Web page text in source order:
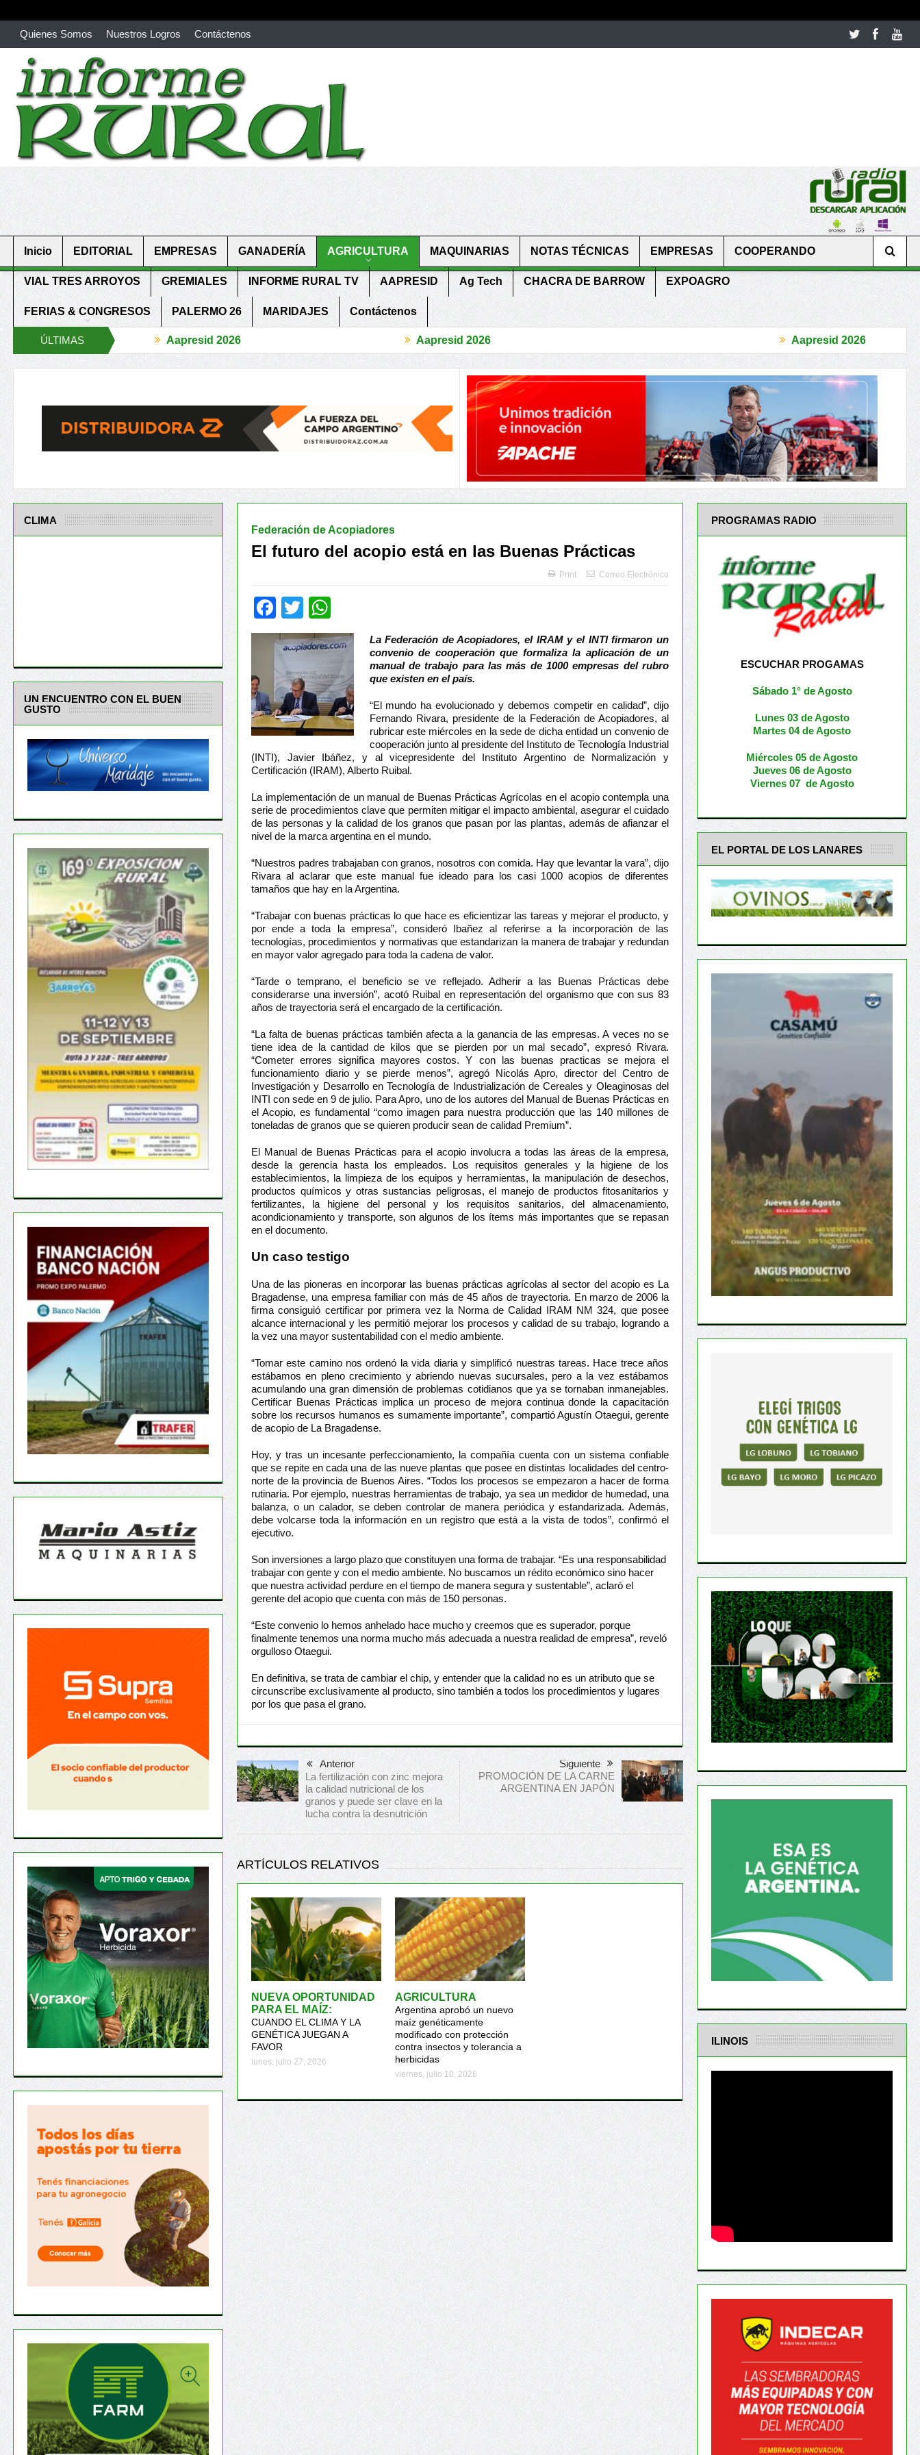
Quienes Somos Nuestros Logros Contáctenos
richardmillereplica is also available with delicate watches for women.patekphilippe.to
youngsexdoll.com with professional customer services. 1: 1 design high https://reallydiamond.com/
Inicio EDITORIAL EMPRESAS GANADERÍA AGRICULTURA MAQUINARIAS NOTAS TÉCNICAS EMPRESAS COOPERANDO
VIAL TRES ARROYOS GREMIALES INFORME RURAL TV AAPRESID Ag Tech CHACRA DE BARROW EXPOAGRO
FERIAS & CONGRESOS PALERMO 26 MARIDAJES Contáctenos
ÚLTIMAS
NOTICIAS
Agtech Forum
Aapresid 2026
Reglas de juego claras para un agro más Competitivo
Aapresid 2026
Periurbanos, 3 Provincias compartieron herramientas para recuperar la Confianza
Aapresid 2026
El Acuerdo Mercosur-UE es un antes y un
Federación de Acopiadores
El futuro del acopio está en las Buenas Prácticas
Print Correo Electrónico
Facebook
Twitter
La Federación de Acopiadores, el IRAM y el INTI firmaron un
convenio de cooperación que formaliza la aplicación de un
manual de trabajo para las más de 1000 empresas del rubro
que existen en el país.
“El mundo ha evolucionado y debemos competir en calidad”, dijo
Fernando Rivara, presidente de la Federación de Acopiadores, al
rubricar este miércoles en la sede de dicha entidad un convenio de
cooperación junto al presidente del Instituto de Tecnología Industrial
(INTI), Javier Ibáñez, y al vicepresidente del Instituto Argentino de Normalización y
Certificación (IRAM), Alberto Ruibal.
La implementación de un manual de Buenas Prácticas Agrícolas en el acopio contempla una
serie de procedimientos clave que permiten mitigar el impacto ambiental, asegurar el cuidado
de las personas y la calidad de los granos que pasan por las plantas, además de afianzar el
nivel de la marca argentina en el mundo.
“Nuestros padres trabajaban con granos, nosotros con comida. Hay que levantar la vara”, dijo
Rivara al aclarar que este manual fue ideado para los casi 1000 acopios de diferentes
tamaños que hay en la Argentina.
“Trabajar con buenas prácticas lo que hace es eficientizar las tareas y mejorar el producto, y
por ende a toda la empresa”, consideró Ibañez al referirse a la incorporación de las
tecnologías, procedimientos y normativas que estandarizan la manera de trabajar y redundan
en mayor valor agregado para toda la cadena de valor.
“Tarde o temprano, el beneficio se ve reflejado. Adherir a las Buenas Prácticas debe
considerarse una inversión”, acotó Ruibal en representación del organismo que con sus 83
años de trayectoria será el encargado de la certificación.
“La falta de buenas prácticas también afecta a la ganancia de las empresas. A veces no se
tiene idea de la cantidad de kilos que se pierden por un mal secado”, expresó Rivara.
“Cometer errores significa mayores costos. Y con las buenas practicas se mejora el
funcionamiento diario y se pierde menos”, agregó Nicolás Apro, director del Centro de
Investigación y Desarrollo en Tecnología de Industrialización de Cereales y Oleaginosas del
INTI con sede en 9 de julio. Para Apro, uno de los autores del Manual de Buenas Prácticas en
el Acopio, es fundamental “como imagen para nuestra producción que las 140 millones de
toneladas de granos que se quieren producir sean de calidad Premium”.
El Manual de Buenas Prácticas para el acopio involucra a todas las áreas de la empresa,
desde la gerencia hasta los empleados. Los requisitos generales y la higiene de los
establecimientos, la limpieza de los equipos y herramientas, la manipulación de desechos,
productos químicos y otras sustancias peligrosas, el manejo de productos fitosanitarios y
fertilizantes, la higiene del personal y los requisitos sanitarios, del almacenamiento,
acondicionamiento y transporte, son algunos de los ítems más importantes que se repasan
en el documento.
Un caso testigo
Una de las pioneras en incorporar las buenas prácticas agrícolas al sector del acopio es La
Bragadense, una empresa familiar con más de 45 años de trayectoria. En marzo de 2006 la
firma consiguió certificar por primera vez la Norma de Calidad IRAM NM 324, que posee
alcance internacional y les permitió mejorar los procesos y calidad de su trabajo, logrando a
la vez una mayor sustentabilidad con el medio ambiente.
“Tomar este camino nos ordenó la vida diaria y simplificó nuestras tareas. Hace trece años
estábamos en pleno crecimiento y abriendo nuevas sucursales, pero a la vez estábamos
acumulando una gran dimensión de problemas cotidianos que ya se tornaban inmanejables.
Certificar Buenas Prácticas implica un proceso de mejora continua donde la capacitación
sobre los recursos humanos es sumamente importante”, compartió Agustín Otaegui, gerente
de acopio de La Bragadense.
Hoy, y tras un incesante perfeccionamiento, la compañía cuenta con un sistema confiable
que se repite en cada una de las nueve plantas que posee en distintas localidades del centro-
norte de la provincia de Buenos Aires. “Todos los procesos se empezaron a hacer de forma
rutinaria. Por ejemplo, nuestras herramientas de trabajo, ya sea un medidor de humedad, una
balanza, o un calador, se deben controlar de manera periódica y estandarizada. Además,
debe volcarse toda la información en un registro que está a la vista de todos”, confirmó el
ejecutivo.
Son inversiones a largo plazo que constituyen una forma de trabajar. “Es una responsabilidad
trabajar con gente y con el medio ambiente. No buscamos un rédito económico sino hacer
que nuestra actividad perdure en el tiempo de manera segura y sustentable”, aclaró el
gerente del acopio que cuenta con más de 150 personas.
“Este convenio lo hemos anhelado hace mucho y creemos que es superador, porque
finalmente tenemos una norma mucho más adecuada a nuestra realidad de empresa”, reveló
orgulloso Otaegui.
En definitiva, se trata de cambiar el chip, y entender que la calidad no es un atributo que se
circunscribe exclusivamente al producto, sino también a todos los procedimientos y lugares
por los que pasa el grano.
Anterior
La fertilización con zinc mejora
la calidad nutricional de los
granos y puede ser clave en la
lucha contra la desnutrición
Siguiente
PROMOCIÓN DE LA CARNE
ARGENTINA EN JAPÓN
ARTÍCULOS RELATIVOS
NUEVA OPORTUNIDAD
PARA EL MAÍZ:
CUANDO EL CLIMA Y LA
GENÉTICA JUEGAN A
FAVOR
lunes, julio 27, 2026
AGRICULTURA
Argentina aprobó un nuevo
maíz genéticamente
modificado con protección
contra insectos y tolerancia a
herbicidas
viernes, julio 10, 2026
CLIMA
UN ENCUENTRO CON EL BUEN
GUSTO
PROGRAMAS RADIO
ESCUCHAR PROGAMAS
Sábado 1° de Agosto
Lunes 03 de Agosto
Martes 04 de Agosto
Miércoles 05 deAgosto
Jueves 06 de Agosto
Viernes 07 de Agosto
EL PORTAL DE LOS LANARES
ILINOIS